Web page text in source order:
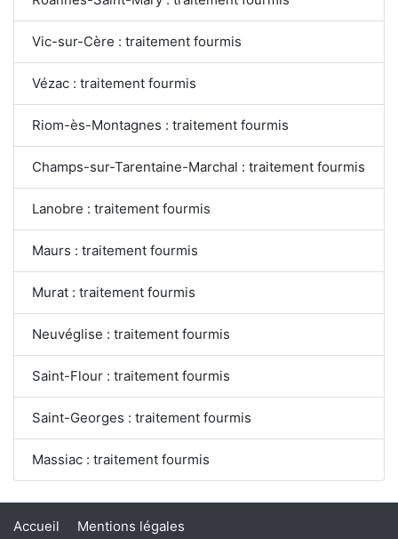
Vic-sur-Cère : traitement fourmis
Vézac : traitement fourmis
Riom-ès-Montagnes : traitement fourmis
Champs-sur-Tarentaine-Marchal : traitement fourmis
Lanobre : traitement fourmis
Maurs : traitement fourmis
Murat : traitement fourmis
Neuvéglise : traitement fourmis
Saint-Flour : traitement fourmis
Saint-Georges : traitement fourmis
Massiac : traitement fourmis
Accueil Mentions légales